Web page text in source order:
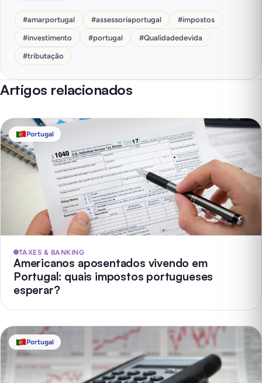
#amarportugal #assessoriaportugal #impostos
#investimento #portugal #Qualidadedevida
#tributação
Artigos relacionados
Portugal
TAXES & BANKING
Americanos aposentados vivendo em
Portugal: quais impostos portugueses
esperar?
Portugal